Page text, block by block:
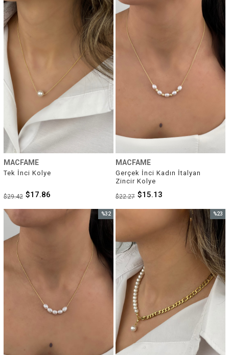
MACFAME
Tek İnci Kolye
$17.86
$29.42
İndirim
%39İndirim
MACFAME
Gerçek İnci Kadın İtalyan
Zincir Kolye
$15.13
$22.27
%32
İndirim
%23
İndirim